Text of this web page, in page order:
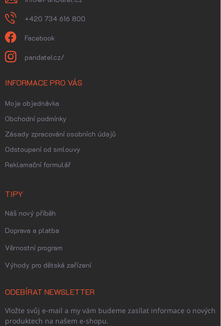
+420 734 616 800
Facebook
pandatelcz/
INFORMACE PRO VÁS
Moje objednávka
Obchodní podmínky
Zásady zpracování osobních údajů
Odstoupení od smlouvy
Reklamační formulář
TIPY
Náš nový příběh
Doprava a platba
Věrnostní program
Výhody pro dětská zařízení
ODEBÍRAT NEWSLETTER
Vložte svůj e-mail a my vám budeme zasílat informace o nových
produktech na našem e-shopu.